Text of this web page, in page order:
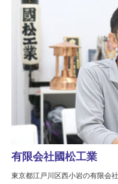
有限会社國松工業
東京都江戸川区西小岩の有限会